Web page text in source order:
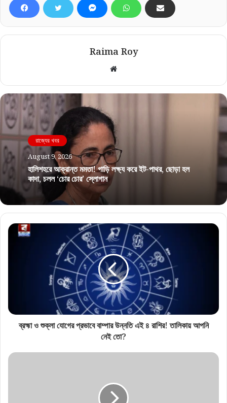
Raima Roy
Website
রাজ্যের খবর
August 9, 2026
হালিশহরে আক্রান্ত মমতা! গাড়ি লক্ষ্য করে ইট-পাথর, ছোড়া হল
কাদা, চলল ‘চোর চোর’ স্লোগান
ব্রহ্মা ও শুক্লা যোগের প্রভাবে বাম্পার উন্নতি এই ৪ রাশির! তালিকায় আপনি
নেই তো?